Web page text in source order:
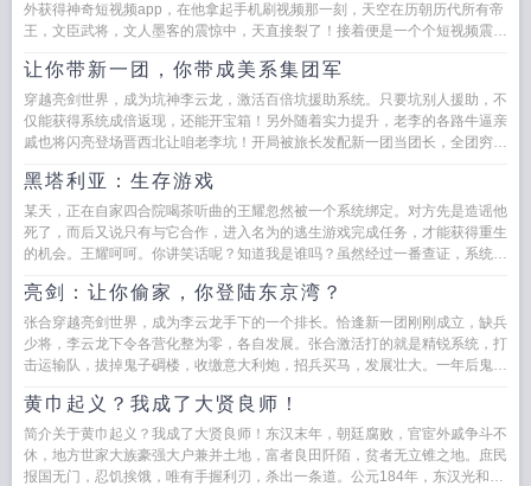
外获得神奇短视频app，在他拿起手机刷视频那一刻，天空在历朝历代所有帝
王，文臣武将，文人墨客的震惊中，天直接裂了！接着便是一个个短视频震碎
让你带新一团，你带成美系集团军
穿越亮剑世界，成为坑神李云龙，激活百倍坑援助系统。只要坑别人援助，不
仅能获得系统成倍返现，还能开宝箱！另外随着实力提升，老李的各路牛逼亲
戚也将闪亮登场晋西北让咱老李坑！开局被旅长发配新一团当团长，全团穷得
黑塔利亚：生存游戏
某天，正在自家四合院喝茶听曲的王耀忽然被一个系统绑定。对方先是造谣他
死了，而后又说只有与它合作，进入名为的逃生游戏完成任务，才能获得重生
的机会。王耀呵呵。你讲笑话呢？知道我是谁吗？虽然经过一番查证，系统表
亮剑：让你偷家，你登陆东京湾？
张合穿越亮剑世界，成为李云龙手下的一个排长。恰逢新一团刚刚成立，缺兵
少将，李云龙下令各营化整为零，各自发展。张合激活打的就是精锐系统，打
击运输队，拔掉鬼子碉楼，收缴意大利炮，招兵买马，发展壮大。一年后鬼子
黄巾起义？我成了大贤良师！
简介关于黄巾起义？我成了大贤良师！东汉末年，朝廷腐败，官宦外戚争斗不
休，地方世家大族豪强大户兼并土地，富者良田阡陌，贫者无立锥之地。庶民
报国无门，忍饥挨饿，唯有手握利刃，杀出一条道。公元184年，东汉光和七